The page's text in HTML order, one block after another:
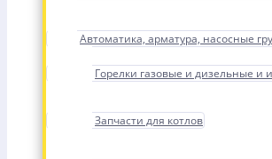
Автоматика, арматура, насосные
Горелки газовые и дизельные и
Запчасти для котлов